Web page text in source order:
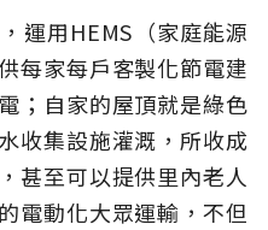
運用HEMS（家庭能源
每家每戶客製化節電建
；自家的屋頂就是綠色
收集設施灌溉，所收成
甚至可以提供里內老人
電動化大眾運輸，不但